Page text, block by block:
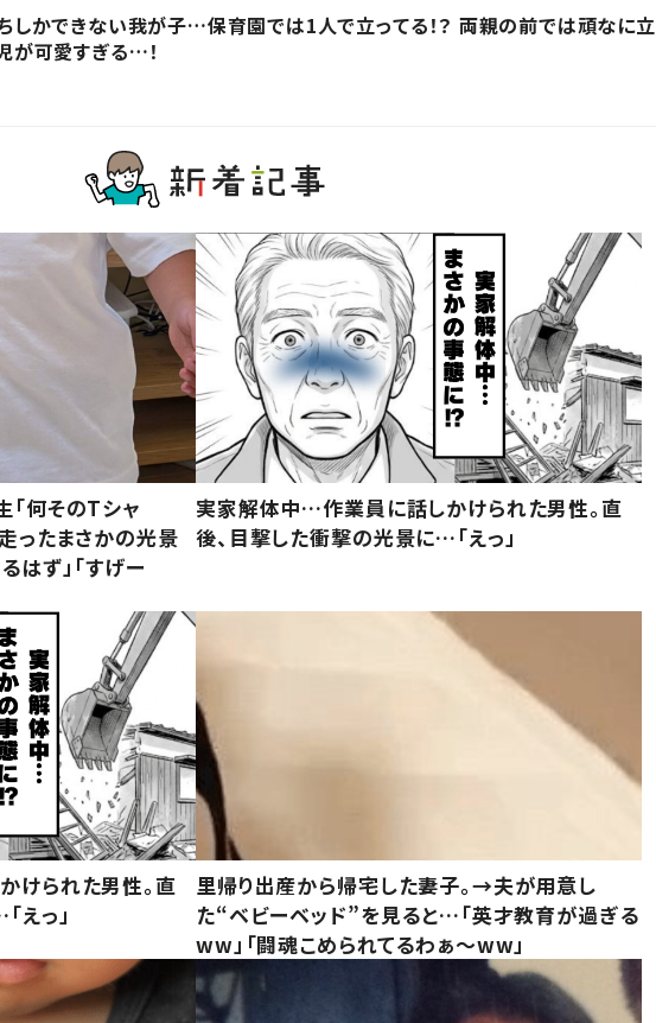
しかできない我が子…保育園では1人で立ってる！？ 両親の前では頑なに立
が可愛すぎる…！
何そのTシャ
ったまさかの光景
はず」「すげー
実家解体中…作業員に話しかけられた男性。直
後、目撃した衝撃の光景に…「えっ」
けられた男性。直
えっ」
里帰り出産から帰宅した妻子。→夫が用意し
た“ベビーベッド”を見ると…「英才教育が過ぎる
ww」「闘魂こめられてるわぁ～ww」